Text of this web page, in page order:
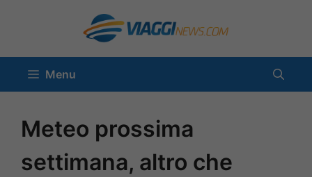
contenuto
Menu
Meteo prossima
settimana, altro che